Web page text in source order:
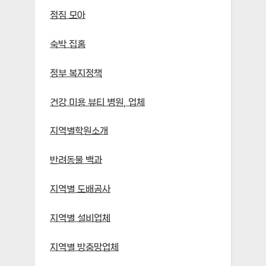
점짐 모아
숙박 집홈
정부 복지정책
건강 미용 뷰티 병원, 업체
지역별학원소개
반려동물 백과
지역별 도배공사
지역별 설비업체
지역별 방충망업체